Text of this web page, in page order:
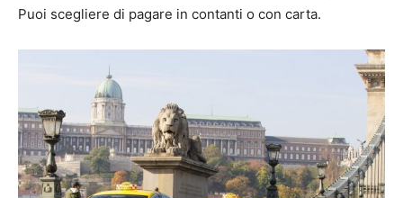
Puoi scegliere di pagare in contanti o con carta.